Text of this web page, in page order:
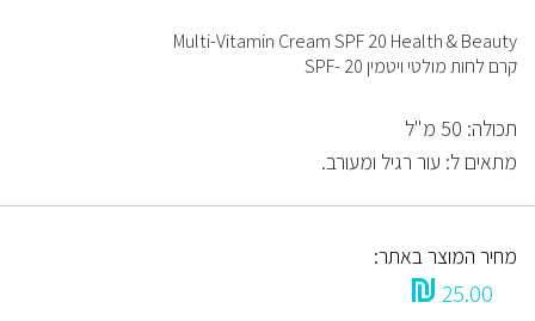
Multi-Vitamin Cream SPF 20 Health & Beauty
קרם לחות מולטי ויטמין SPF- 20
תכולה: 50 מ"ל
מתאים ל: עור רגיל ומעורב.
מחיר המוצר באתר:
25.00